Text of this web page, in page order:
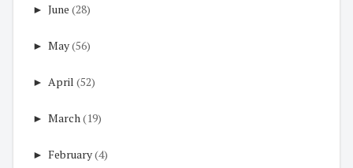
► June (28)
► May(56)
► April (52)
► March (19)
► February(4)